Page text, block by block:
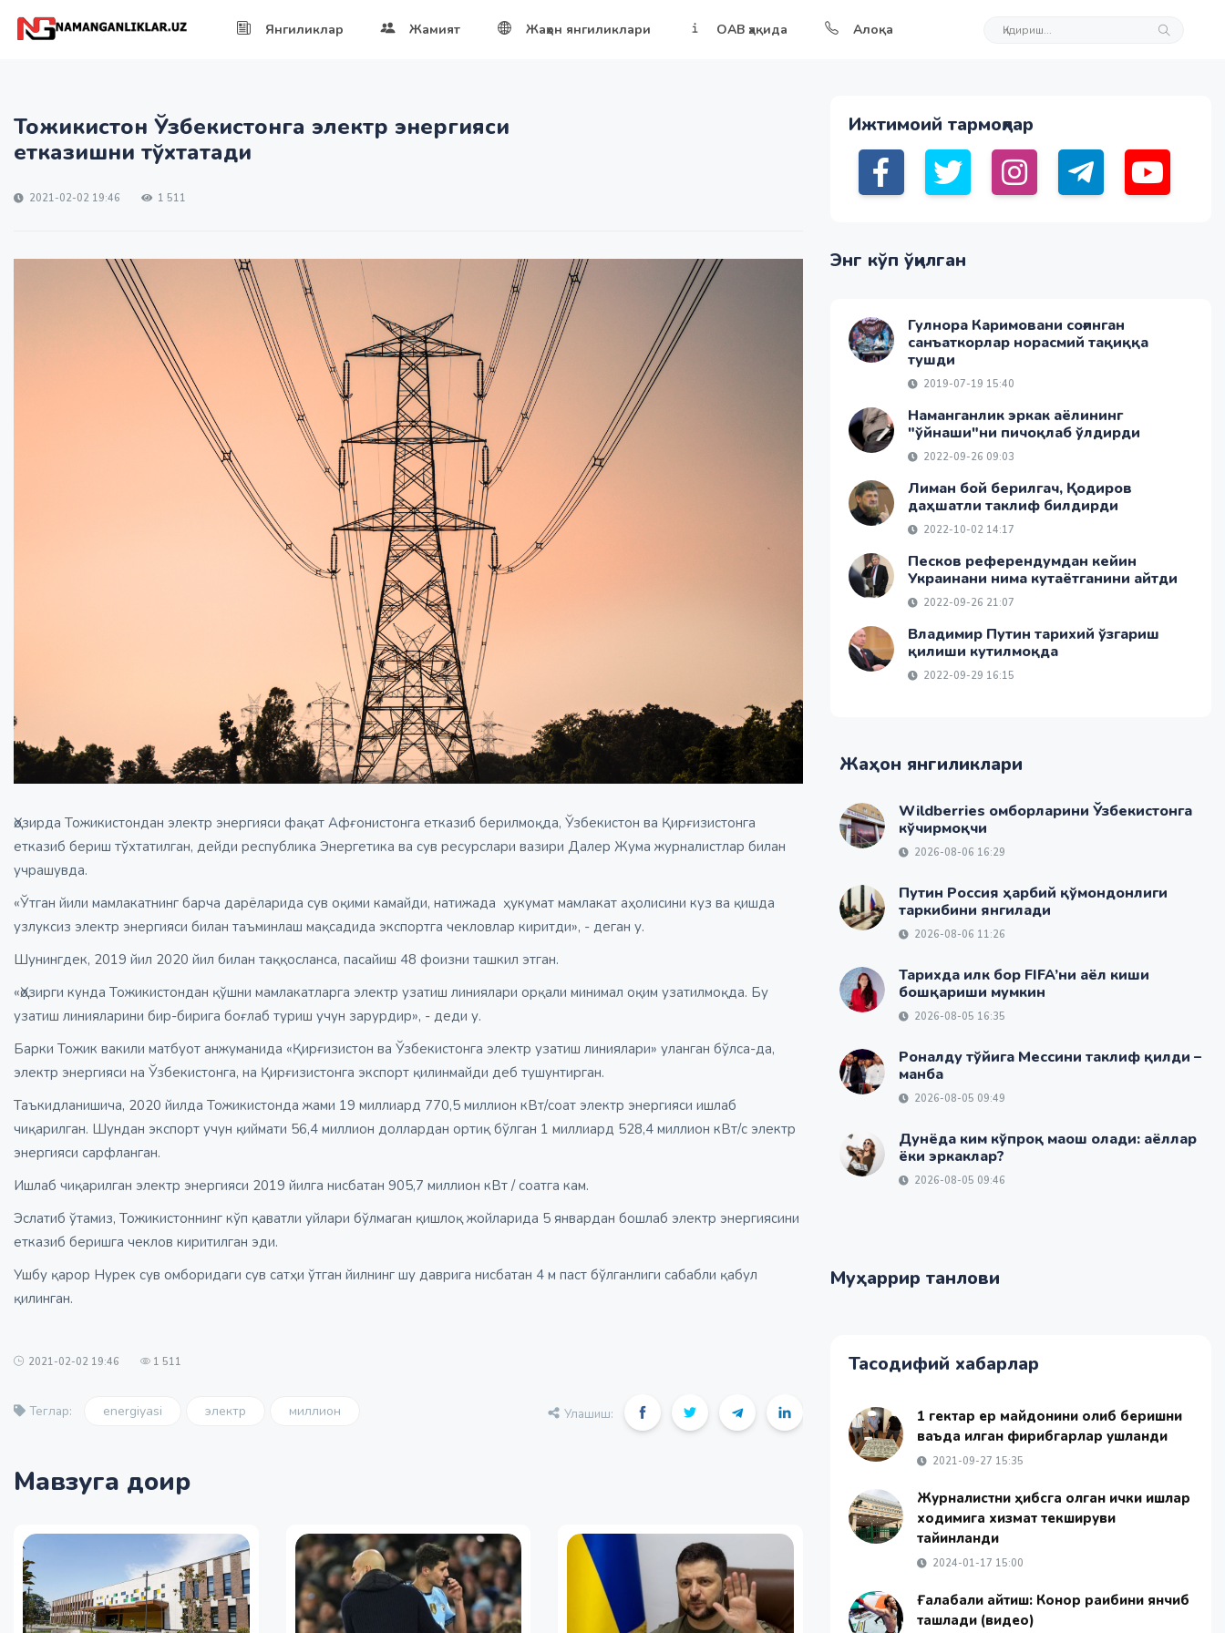
Янгиликлар Жамият Жаҳон янгиликлари ОАВ ҳақида Алоқа
Тожикистон Ўзбекистонга электр энергияси
етказишни тўхтатади
2021-02-02 19:46 1 511
Ҳозирда Тожикистондан электр энергияси фақат Афғонистонга етказиб берилмоқда, Ўзбекистон ва Қирғизистонга
етказиб бериш тўхтатилган, дейди республика Энергетика ва сув ресурслари вазири Далер Жума журналистлар билан
учрашувда.
«Ўтган йили мамлакатнинг барча дарёларида сув оқими камайди, натижада ҳукумат мамлакат аҳолисини куз ва қишда
узлуксиз электр энергияси билан таъминлаш мақсадида экспортга чекловлар киритди», - деган у.
Шунингдек, 2019 йил 2020 йил билан таққосланса, пасайиш 48 фоизни ташкил этган.
«Ҳозирги кунда Тожикистондан қўшни мамлакатларга электр узатиш линиялари орқали минимал оқим узатилмоқда. Бу
узатиш линияларини бир-бирига боғлаб туриш учун зарурдир», - деди у.
Барки Тожик вакили матбуот анжуманида «Қирғизистон ва Ўзбекистонга электр узатиш линиялари» уланган бўлса-да,
электр энергияси на Ўзбекистонга, на Қирғизистонга экспорт қилинмайди деб тушунтирган.
Таъкидланишича, 2020 йилда Тожикистонда жами 19 миллиард 770,5 миллион кВт/соат электр энергияси ишлаб
чиқарилган. Шундан экспорт учун қиймати 56,4 миллион доллардан ортиқ бўлган 1 миллиард 528,4 миллион кВт/с электр
энергияси сарфланган.
Ишлаб чиқарилган электр энергияси 2019 йилга нисбатан 905,7 миллион кВт / соатга кам.
Эслатиб ўтамиз, Тожикистоннинг кўп қаватли уйлари бўлмаган қишлоқ жойларида 5 январдан бошлаб электр энергиясини
етказиб беришга чеклов киритилган эди.
Ушбу қарор Нурек сув омборидаги сув сатҳи ўтган йилнинг шу даврига нисбатан 4 м паст бўлганлиги сабабли қабул
қилинган.
2021-02-02 19:46 1 511
Теглар: energiyasi электр миллион Улашиш:
Мавзуга доир
Ижтимоий тармоқлар
Энг кўп ўқилган
Гулнора Каримовани соғинган
санъаткорлар норасмий тақиққа
тушди
2019-07-19 15:40
Наманганлик эркак аёлининг
"ўйнаши"ни пичоқлаб ўлдирди
2022-09-26 09:03
Лиман бой берилгач, Қодиров
даҳшатли таклиф билдирди
2022-10-02 14:17
Песков референдумдан кейин
Украинани нима кутаётганини айтди
2022-09-26 21:07
Владимир Путин тарихий ўзгариш
қилиши кутилмоқда
2022-09-29 16:15
Жаҳон янгиликлари
Wildberries омборларини Ўзбекистонга
кўчирмоқчи
2026-08-06 16:29
Путин Россия ҳарбий қўмондонлиги
таркибини янгилади
2026-08-06 11:26
Тарихда илк бор FIFA’ни аёл киши
бошқариши мумкин
2026-08-05 16:35
Роналду тўйига Мессини таклиф қилди –
манба
2026-08-05 09:49
Дунёда ким кўпроқ маош олади: аёллар
ёки эркаклар?
2026-08-05 09:46
Муҳаррир танлови
Тасодифий хабарлар
1 гектар ер майдонини олиб беришни
ваъда қилган фирибгарлар ушланди
2021-09-27 15:35
Журналистни ҳибсга олган ички ишлар
ходимига хизмат текшируви
тайинланди
2024-01-17 15:00
Ғалабали қайтиш: Конор рақибини янчиб
ташлади (видео)